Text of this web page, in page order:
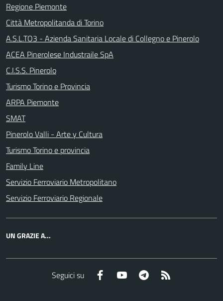
Regione Piemonte
Città Metropolitanda di Torino
A.S.L.TO3 - Azienda Sanitaria Locale di Collegno e Pinerolo
ACEA Pinerolese Industraile SpA
C.I.S.S. Pinerolo
Turismo Torino e Provincia
ARPA Piemonte
SMAT
Pinerolo Valli - Arte y Cultura
Turismo Torino e provincia
Family Line
Servizio Ferroviario Metropolitano
Servizio Ferroviario Regionale
UN GRAZIE A...
Seguici su Facebook YouTube Telegram